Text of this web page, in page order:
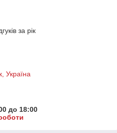
за рік
Україна
до 18:00